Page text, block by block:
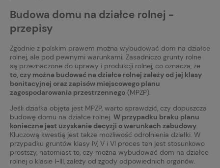
Budowa domu na działce rolnej -
przepisy
Zgodnie z polskim prawem można wybudować dom na działce
rolnej, ale pod pewnymi warunkami. Zasadniczo grunty rolne
są przeznaczone do uprawy i produkcji rolnej, co oznacza, że
to, czy można budować na działce rolnej zależy od jej klasy
bonitacyjnej oraz zapisów miejscowego planu
zagospodarowania przestrzennego (MPZP).
Jeśli działka objęta jest MPZP, warto sprawdzić, czy dopuszcza
budowę domu na działce rolnej. W przypadku braku planu
konieczne jest uzyskanie decyzji o warunkach zabudowy.
Kluczową kwestią jest także możliwość odrolnienia działki. W
przypadku gruntów klasy IV, V i VI proces ten jest stosunkowo
prostszy, natomiast to, czy można wybudować dom na działce
rolnej o klasie I-III, zależy od zgody odpowiednich organów.